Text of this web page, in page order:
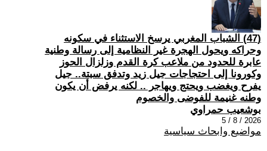
(47) الشباب المغربي يرسخ الاستثناء في سكونه
وحراكه ويحول الهجرة غير النظامية إلى رسالة وطنية
عابرة للحدود من ملاعب كرة القدم وزلزال الحوز
وكورونا إلى احتجاجات جيل زيد وتدفق سبتة.. جيل
يفرح ويغضب ويحتج ويهاجر .. لكنه يرفض أن يكون
وطنه غنيمة للفوضى والخصوم
بوشعيب حمراوي
2026 / 8 / 5
مواضيع وابحاث سياسية